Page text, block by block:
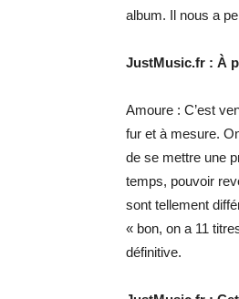
album. Il nous a
JustMusic.fr : À
Amoure : C’est
fur et à mesure.
de se mettre une
temps, pouvoir
sont tellement
« bon, on a 11
définitive.